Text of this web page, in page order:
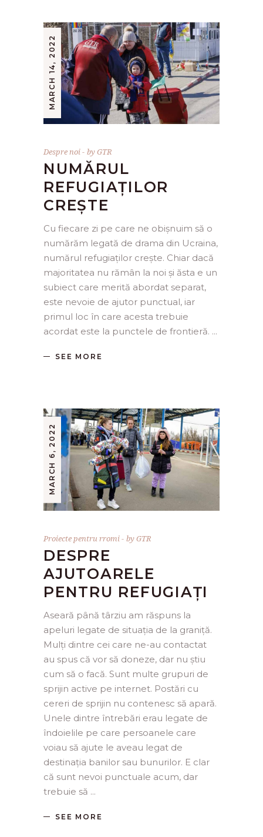
MARCH 14, 2022
Despre noi byGTR
NUMĂRUL
REFUGIAȚILOR
CREȘTE
Cu fiecare zi pe care ne obișnuim să o
numărăm legată de drama din Ucraina,
numărul refugiaților crește. Chiar dacă
majoritatea nu rămân la noi și ăsta e un
subiect care merită abordat separat,
este nevoie de ajutor punctual, iar
primul loc în care acesta trebuie
acordat este la punctele de frontieră.
SEE MORE
MARCH 6, 2022
Proiecte pentru rromi byGTR
DESPRE
AJUTOARELE
PENTRU REFUGIAȚI
Aseară până târziu am răspuns la
apeluri legate de situația de la graniță.
Mulți dintre cei care ne-au contactat
au spus că vor să doneze, dar nu știu
cum să o facă. Sunt multe grupuri de
sprijin active pe internet. Postări cu
cereri de sprijin nu contenesc să apară.
Unele dintre întrebări erau legate de
îndoielile pe care persoanele care
voiau să ajute le aveau legat de
destinația banilor sau bunurilor. E clar
că sunt nevoi punctuale acum, dar
trebuie să
SEE MORE